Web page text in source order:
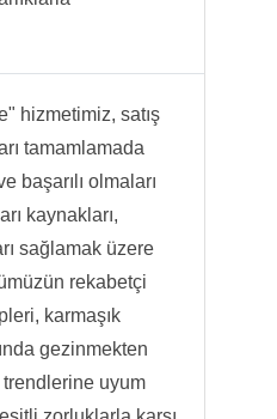
hizmetimiz, satış
tamamlamada
başarılı olmaları
kaynakları,
sağlamak üzere
rekabetçi
karmaşık
gezinmekten
trendlerine uyum